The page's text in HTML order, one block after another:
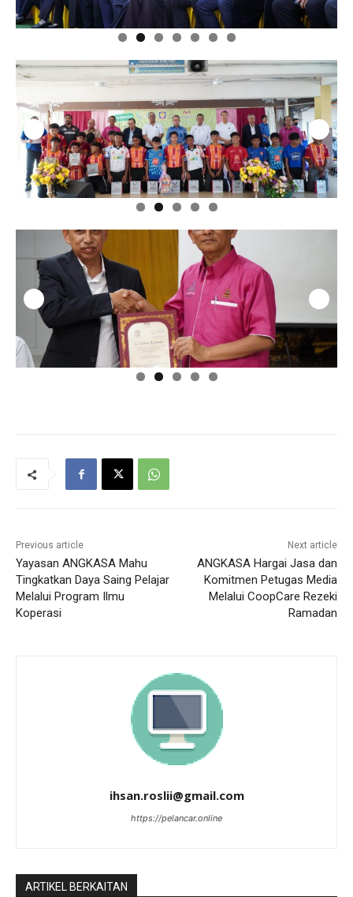
Previous article
Yayasan ANGKASA Mahu
Tingkatkan Daya Saing Pelajar
Melalui Program Ilmu
Koperasi
Next article
ANGKASA Hargai Jasa dan
Komitmen Petugas Media
Melalui CoopCare Rezeki
Ramadan
ihsan.roslii@gmail.com
https://pelancar.online
ARTIKEL BERKAITAN